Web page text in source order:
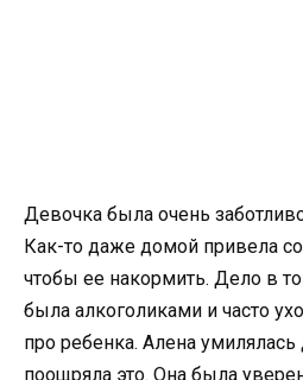
Девочка была очень
Как-то даже домой привела
чтобы ее накормить. Дело в
была алкоголиками и часто
про ребенка. Алена
поощряла это. Она была